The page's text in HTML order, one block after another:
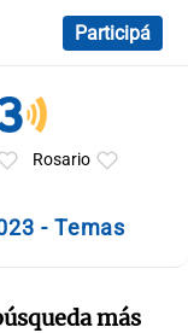
Participá
Rosario
- Temas
más